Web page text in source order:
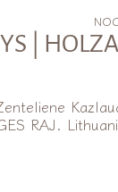
|
RAJ.